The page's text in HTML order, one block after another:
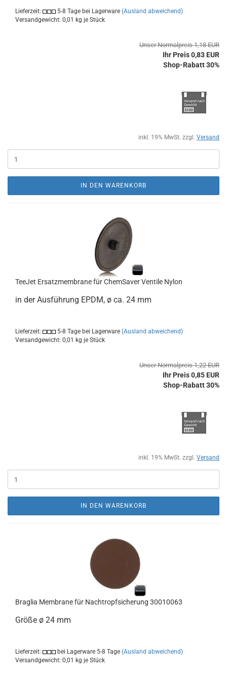
Lieferzeit: 5-8 Tage bei Lagerware (Ausland abweichend)
Versandgewicht: 0,01 kg je Stück
Unser Normalpreis 1,18 EUR
Ihr Preis 0,83 EUR
Shop-Rabatt 30%
inkl. 19% MwSt. zzgl. Versand
IN DEN WARENKORB
TeeJet Ersatzmembrane für ChemSaver Ventile Nylon
in der Ausführung EPDM, ø ca. 24 mm
Lieferzeit: 5-8 Tage bei Lagerware (Ausland abweichend)
Versandgewicht: 0,01 kg je Stück
Unser Normalpreis 1,22 EUR
Ihr Preis 0,85 EUR
Shop-Rabatt 30%
inkl. 19% MwSt. zzgl. Versand
IN DEN WARENKORB
Braglia Membrane für Nachtropfsicherung 30010063
Größe ø 24 mm
Lieferzeit: bei Lagerware 5-8 Tage (Ausland abweichend)
Versandgewicht: 0,01 kg je Stück